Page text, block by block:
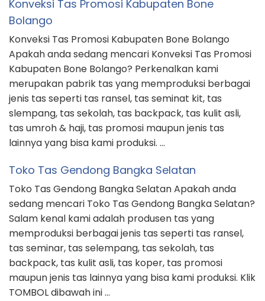
Konveksi Tas Promosi Kabupaten Bone
Bolango
Konveksi Tas Promosi Kabupaten Bone Bolango
Apakah anda sedang mencari Konveksi Tas Promosi
Kabupaten Bone Bolango? Perkenalkan kami
merupakan pabrik tas yang memproduksi berbagai
jenis tas seperti tas ransel, tas seminat kit, tas
slempang, tas sekolah, tas backpack, tas kulit asli,
tas umroh & haji, tas promosi maupun jenis tas
lainnya yang bisa kami produksi. …
Toko Tas Gendong Bangka Selatan
Toko Tas Gendong Bangka Selatan Apakah anda
sedang mencari Toko Tas Gendong Bangka Selatan?
Salam kenal kami adalah produsen tas yang
memproduksi berbagai jenis tas seperti tas ransel,
tas seminar, tas selempang, tas sekolah, tas
backpack, tas kulit asli, tas koper, tas promosi
maupun jenis tas lainnya yang bisa kami produksi. Klik
TOMBOL dibawah ini …